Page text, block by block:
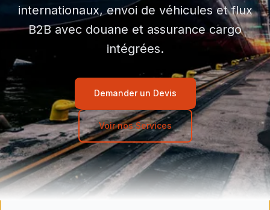
internationaux, envoi de véhicules et flux
B2B avec douane et assurance cargo
intégrées.
Demander un Devis
Voir nos Services